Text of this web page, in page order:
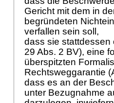
Gericht mit dem in
begründeten
verfallen sein soll,
dass sie stattdessen
29 Abs. 2 BV), eine
überspitzten
Rechtsweggarantie (
dass es an der
unter Bezugnahme